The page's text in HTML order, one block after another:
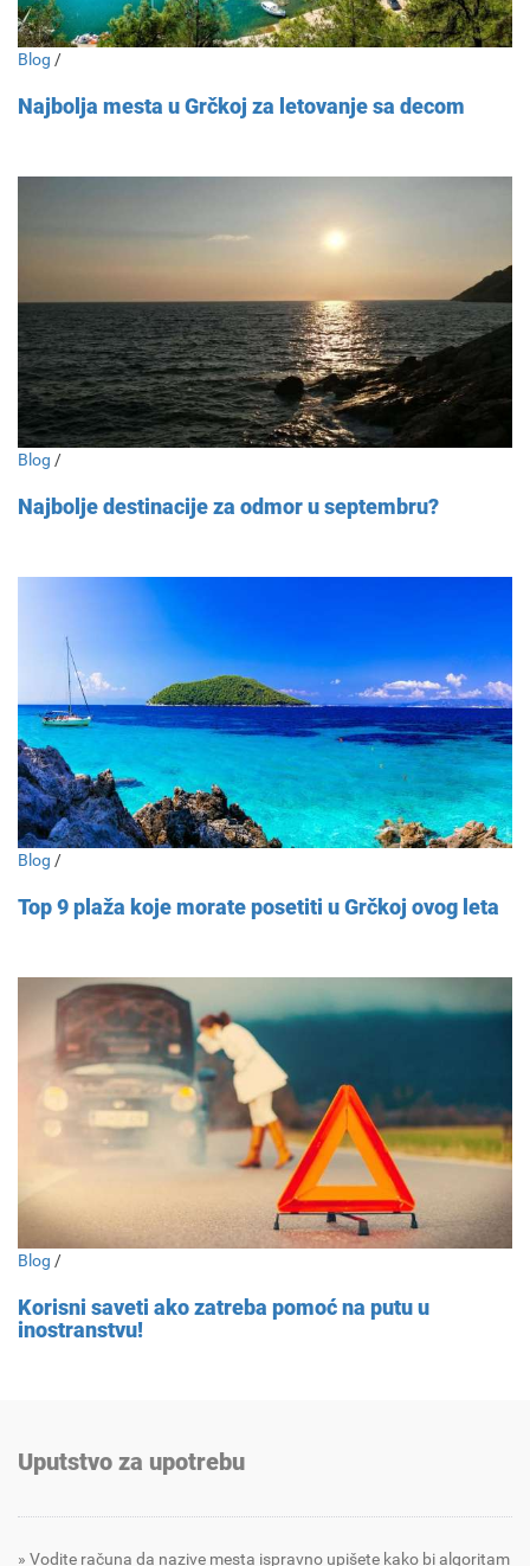
Blog /
Najbolja mesta u Grčkoj za letovanje sa decom
Blog /
Najbolje destinacije za odmor u septembru?
Blog /
Top 9 plaža koje morate posetiti u Grčkoj ovog leta
Blog /
Korisni saveti ako zatreba pomoć na putu u
inostranstvu!
Uputstvo za upotrebu
Vodite računa da nazive mesta ispravno upišete kako bi algoritam